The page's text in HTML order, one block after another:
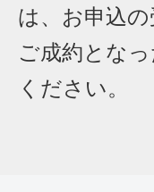
は、お申込の
ご成約とな
ください。